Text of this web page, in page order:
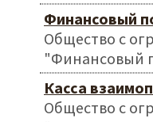
Финансовый
Общество с
"Финансовый
Касса
Общество с